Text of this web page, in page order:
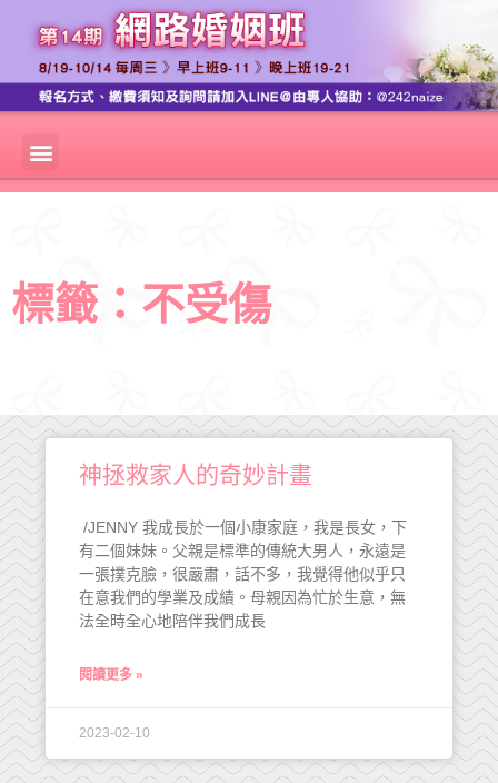
標籤：不受傷
神拯救家人的奇妙計畫
/JENNY 我成長於一個小康家庭，我是長女，下
有二個妹妹。父親是標準的傳統大男人，永遠是
一張撲克臉，很嚴肅，話不多，我覺得他似乎只
在意我們的學業及成績。母親因為忙於生意，無
法全時全心地陪伴我們成長
閱讀更多 »
2023-02-10